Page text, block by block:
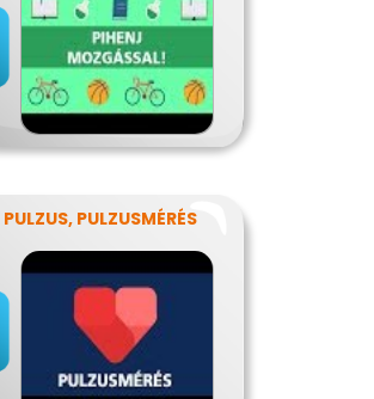
PULZUS, PULZUSMÉRÉS